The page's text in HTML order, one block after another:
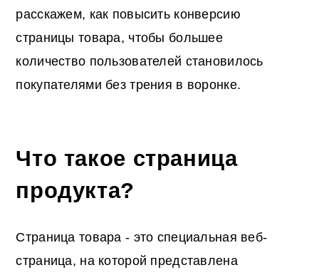
расскажем, как повысить конверсию
страницы товара, чтобы большее
количество пользователей становилось
покупателями без трения в воронке.
Что такое страница
продукта?
Страница товара - это специальная веб-
страница, на которой представлена